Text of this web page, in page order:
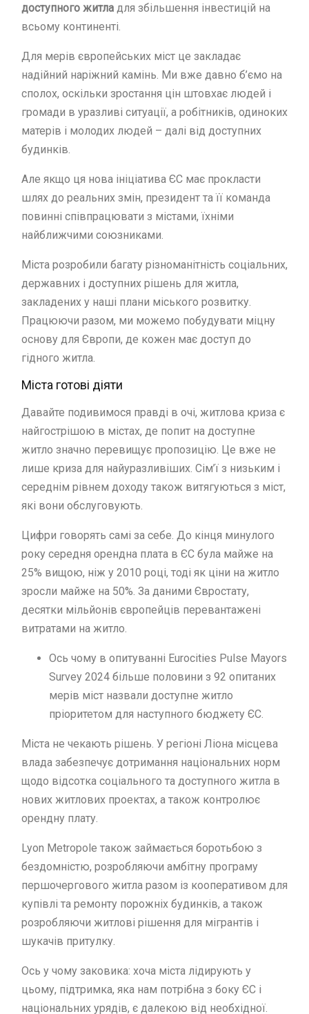
доступного житла для збільшення інвестицій на
всьому континенті.
Для мерів європейських міст це закладає
надійний наріжний камінь. Ми вже давно б’ємо на
сполох, оскільки зростання цін штовхає людей і
громади в уразливі ситуації, а робітників, одиноких
матерів і молодих людей – далі від доступних
будинків.
Але якщо ця нова ініціатива ЄС має прокласти
шлях до реальних змін, президент та її команда
повинні співпрацювати з містами, їхніми
найближчими союзниками.
Міста розробили багату різноманітність соціальних,
державних і доступних рішень для житла,
закладених у наші плани міського розвитку.
Працюючи разом, ми можемо побудувати міцну
основу для Європи, де кожен має доступ до
гідного житла.
Міста готові діяти
Давайте подивимося правді в очі, житлова криза є
найгострішою в містах, де попит на доступне
житло значно перевищує пропозицію. Це вже не
лише криза для найуразливіших. Сім’ї з низьким і
середнім рівнем доходу також витягуються з міст,
які вони обслуговують.
Цифри говорять самі за себе. До кінця минулого
року середня орендна плата в ЄС була майже на
25% вищою, ніж у 2010 році, тоді як ціни на житло
зросли майже на 50%. За даними Євростату,
десятки мільйонів європейців перевантажені
витратами на житло.
Ось чому в опитуванні Eurocities Pulse Mayors
Survey 2024 більше половини з 92 опитаних
мерів міст назвали доступне житло
пріоритетом для наступного бюджету ЄС.
Міста не чекають рішень. У регіоні Ліона місцева
влада забезпечує дотримання національних норм
щодо відсотка соціального та доступного житла в
нових житлових проектах, а також контролює
орендну плату.
Lyon Metropole також займається боротьбою з
бездомністю, розробляючи амбітну програму
першочергового житла разом із кооперативом для
купівлі та ремонту порожніх будинків, а також
розробляючи житлові рішення для мігрантів і
шукачів притулку.
Ось у чому заковика: хоча міста лідирують у
цьому, підтримка, яка нам потрібна з боку ЄС і
національних урядів, є далекою від необхідної.